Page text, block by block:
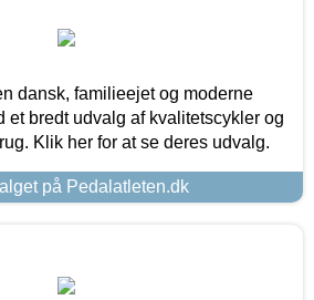
dansk, familieejet og moderne
et bredt udvalg af kvalitetscykler og
Klik her for at se deres udvalg.
på Pedalatleten.dk